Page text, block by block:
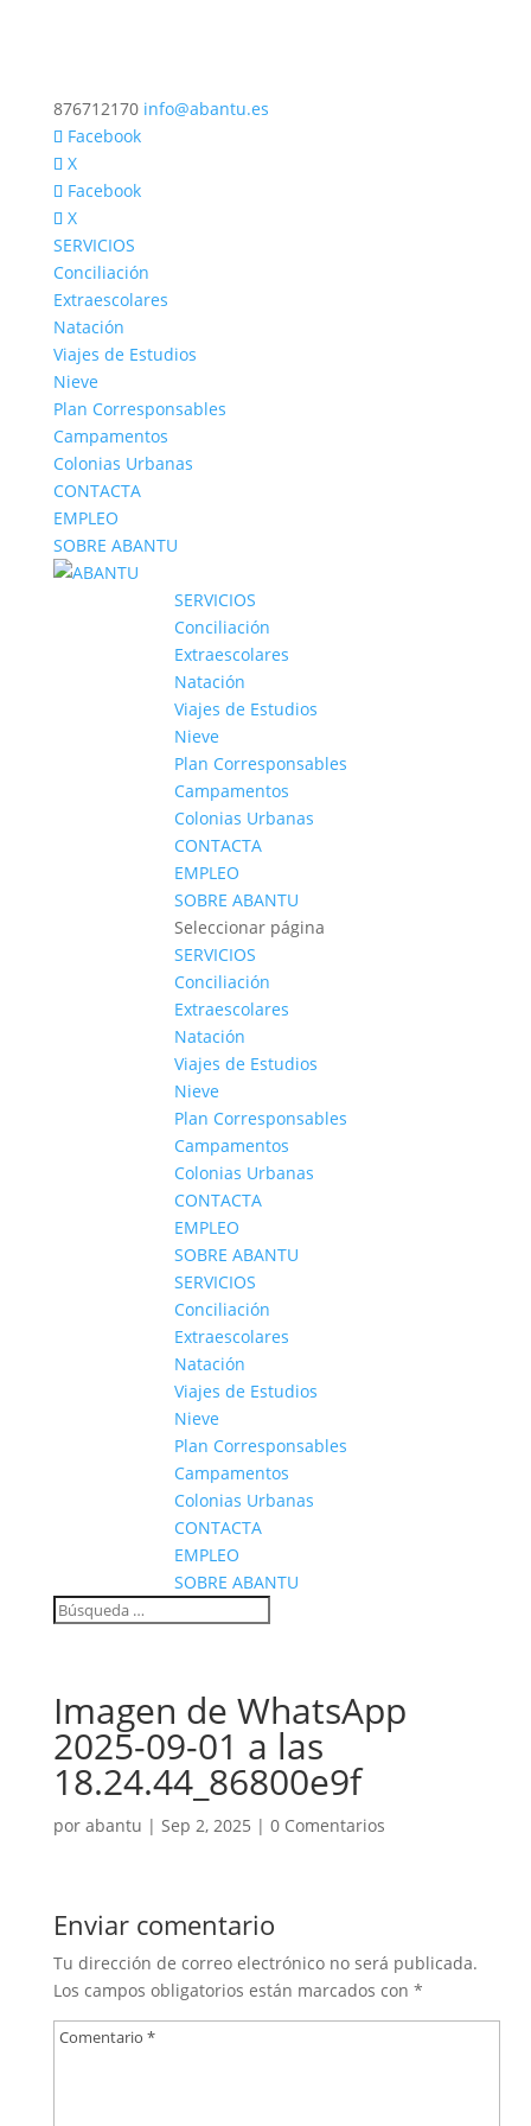
876712170 info@abantu.es
Facebook
X
Facebook
X
SERVICIOS
Conciliación
Extraescolares
Natación
Viajes de Estudios
Nieve
Plan Corresponsables
Campamentos
Colonias Urbanas
CONTACTA
EMPLEO
SOBRE ABANTU
SERVICIOS
Conciliación
Extraescolares
Natación
Viajes de Estudios
Nieve
Plan Corresponsables
Campamentos
Colonias Urbanas
CONTACTA
EMPLEO
SOBRE ABANTU
Seleccionar página
SERVICIOS
Conciliación
Extraescolares
Natación
Viajes de Estudios
Nieve
Plan Corresponsables
Campamentos
Colonias Urbanas
CONTACTA
EMPLEO
SOBRE ABANTU
SERVICIOS
Conciliación
Extraescolares
Natación
Viajes de Estudios
Nieve
Plan Corresponsables
Campamentos
Colonias Urbanas
CONTACTA
EMPLEO
SOBRE ABANTU
Imagen de WhatsApp
2025-09-01 a las
18.24.44_86800e9f
por abantu | Sep 2, 2025 | 0 Comentarios
Enviar comentario
Tu dirección de correo electrónico no será publicada.
Los campos obligatorios están marcados con *